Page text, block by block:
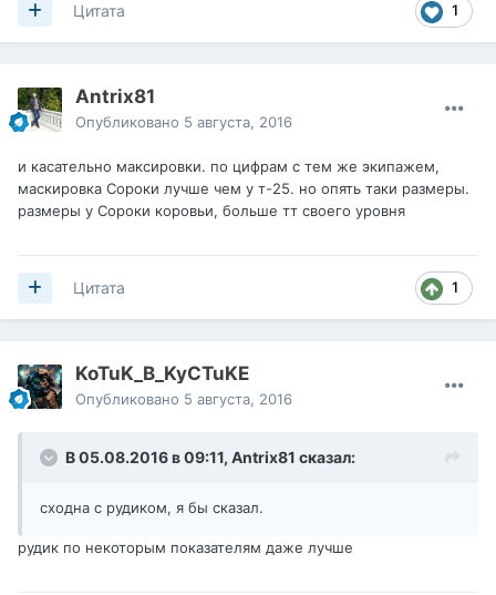
1
Цитата
Antrix81
Опубликовано 5 августа, 2016
и касательно максировки. по цифрам с тем же экипажем,
маскировка Сороки лучше чем у т-25. но опять таки размеры.
размеры у Сороки коровьи, больше тт своего уровня
1
Цитата
KoTuK_B_KyCTuKE
Опубликовано 5 августа, 2016
В 05.08.2016 в 09:11, Antrix81 сказал:
сходна с рудиком, я бы сказал.
рудик по некоторым показателям даже лучше